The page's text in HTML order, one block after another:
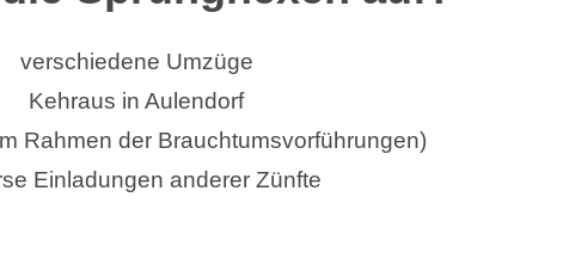
verschiedene Umzüge
Kehraus in Aulendorf
Rahmen der Brauchtumsvorführungen)
Einladungen anderer Zünfte